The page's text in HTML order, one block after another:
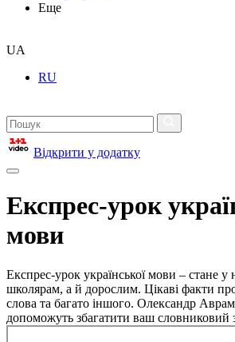
Еще
UA
RU
Відкрити у додатку
Експрес-урок
мови
Експрес-урок української мови – стане у
школярам, а й дорослим. Цікаві факти
слова та багато іншого. Олександр
допоможуть збагатити ваш словниковий